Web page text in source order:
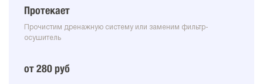
Протекает
Прочистим дренажную систему или заменим фильтр-
осушитель
от 280 руб